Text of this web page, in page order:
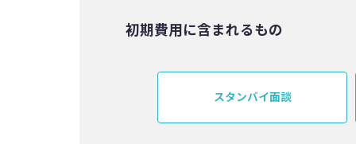
初期費用に含まれるもの
スタンバイ面談